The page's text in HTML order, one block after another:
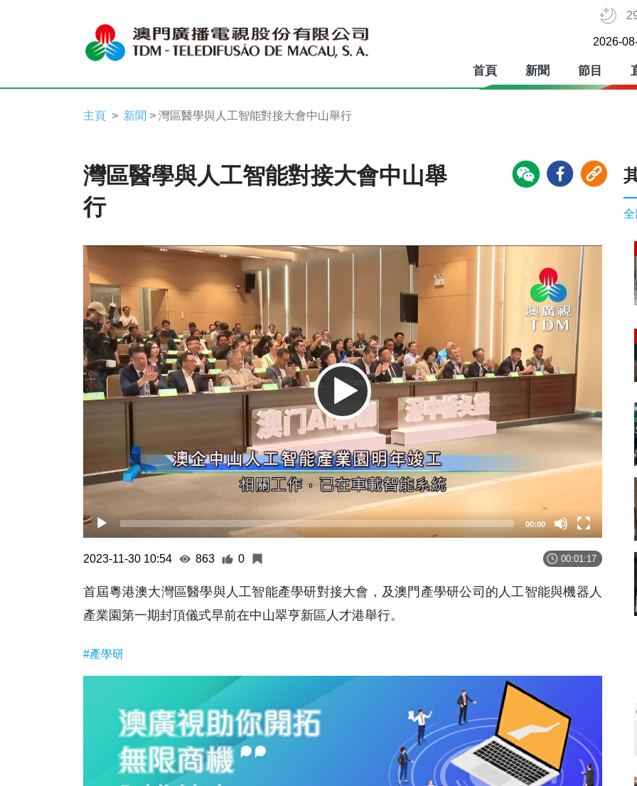
2026-
首頁 新聞 節目
主頁 新聞 > 灣區醫學與人工智能對接大會中山舉行
灣區醫學與人工智能對接大會中山舉
行
Video
Player
00:00
2023-11-30 10:54 863 0 00:01:17
首屆粵港澳大灣區醫學與人工智能產學研對接大會，及澳門產學研公司的人工智能與機器人
產業園第一期封頂儀式早前在中山翠亨新區人才港舉行。
#產學研
全